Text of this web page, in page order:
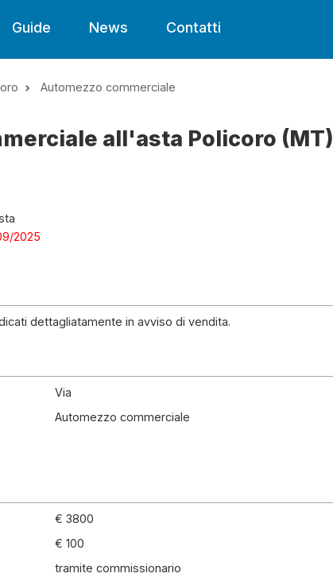
Guide News Contatti
Automezzo commerciale
all'asta Policoro (MT)
2025
dettagliatamente in avviso di vendita.
Via
Automezzo commerciale
€ 3800
€ 100
tramite commissionario